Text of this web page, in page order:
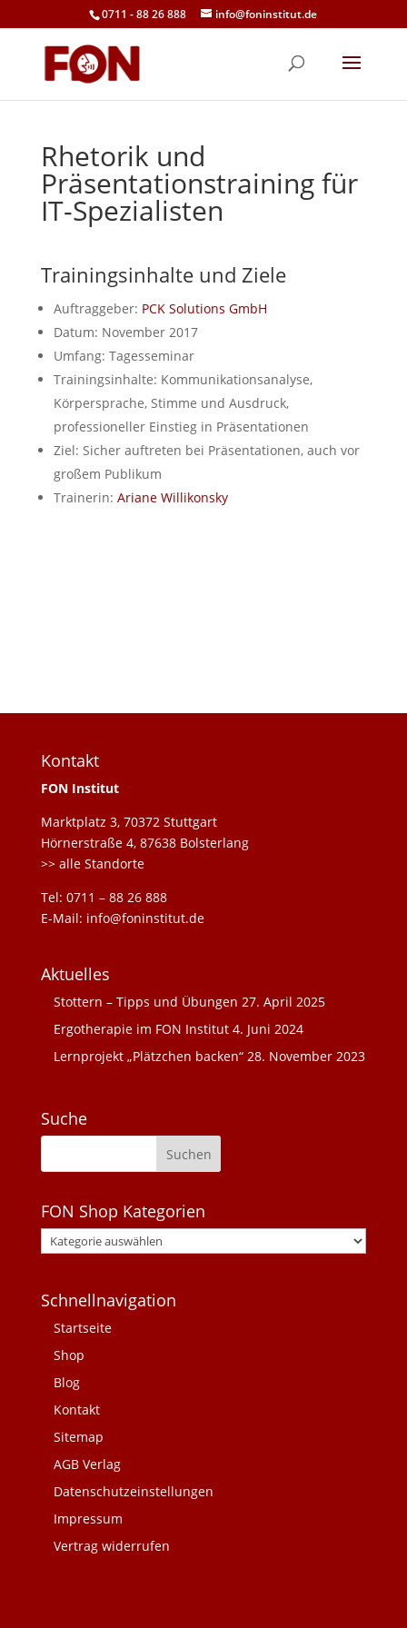
0711 - 88 26 888 info@foninstitut.de
Rhetorik und
Präsentationstraining für
IT-Spezialisten
Trainingsinhalte und Ziele
Auftraggeber: PCK Solutions GmbH
Datum: November 2017
Umfang: Tagesseminar
Trainingsinhalte: Kommunikationsanalyse,
Körpersprache, Stimme und Ausdruck,
professioneller Einstieg in Präsentationen
Ziel: Sicher auftreten bei Präsentationen, auch vor
großem Publikum
Trainerin: Ariane Willikonsky
Kontakt
FON Institut
Marktplatz 3, 70372 Stuttgart
Hörnerstraße 4, 87638 Bolsterlang
>> alle Standorte
Tel: 0711 – 88 26 888
E-Mail: info@foninstitut.de
Aktuelles
Stottern – Tipps und Übungen 27. April 2025
Ergotherapie im FON Institut 4. Juni 2024
Lernprojekt „Plätzchen backen“ 28. November 2023
Suche
FON Shop Kategorien
Schnellnavigation
Startseite
Shop
Blog
Kontakt
Sitemap
AGB Verlag
Datenschutzeinstellungen
Impressum
Vertrag widerrufen